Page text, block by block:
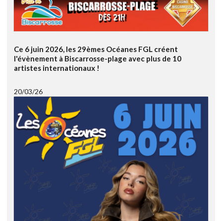
Ce 6 juin 2026, les 29èmes Océanes FGL créent
l'évènement à Biscarrosse-plage avec plus de 10
artistes internationaux !
20/03/26